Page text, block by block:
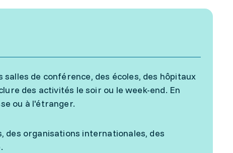
de conférence, des écoles, des hôpitaux
des activités le soir ou le week-end. En
ou à l'étranger.
des organisations internationales, des